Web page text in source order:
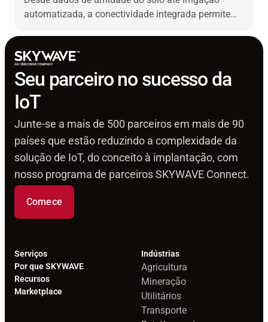
automatizada, a conectividade integrada permite
desempenho da safra.
Seu parceiro no sucesso da
IoT
Junte-se a mais de 500 parceiros em mais de 90
países que estão reduzindo a complexidade da
solução de IoT, do conceito à implantação, com
nosso programa de parceiros SKYWAVE Connect.
Comece
Serviços
Por que SKYWAVE
Recursos
Marketplace
Indústrias
Agricultura
Mineração
Utilitários
Transporte